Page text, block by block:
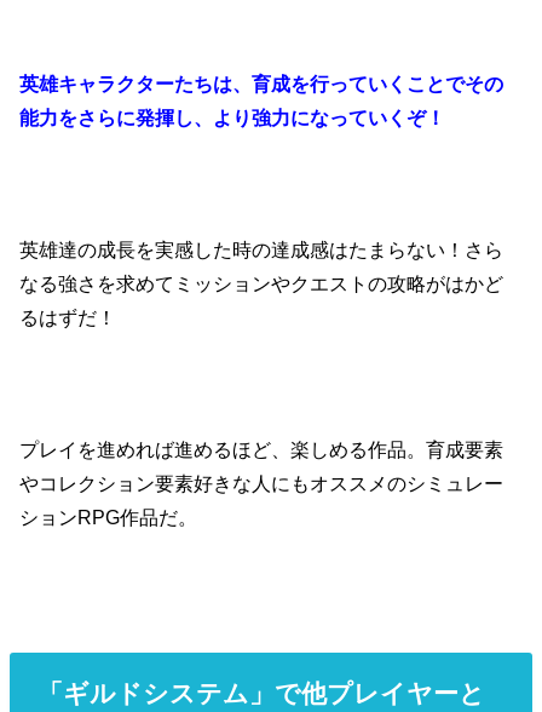
英雄キャラクターたちは、育成を行っていくことでその
能力をさらに発揮し、より強力になっていくぞ！
英雄達の成長を実感した時の達成感はたまらない！さら
なる強さを求めてミッションやクエストの攻略がはかど
るはずだ！
プレイを進めれば進めるほど、楽しめる作品。育成要素
やコレクション要素好きな人にもオススメのシミュレー
ションRPG作品だ。
「ギルドシステム」で他プレイヤーと